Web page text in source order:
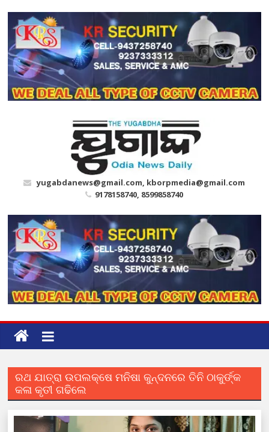
content
yugabdanews@gmail.com, kborpmedia@gmail.com
9178158740, 8599858740
ରଥ ଯାତ୍ରା ଉପଲକ୍ଷେ ମନିଷା କୁନ୍ଦନରେ ତିନି ଠାକୁର୍ଙ୍କ
କଳା କୃତୀ ଗଢିଲେ